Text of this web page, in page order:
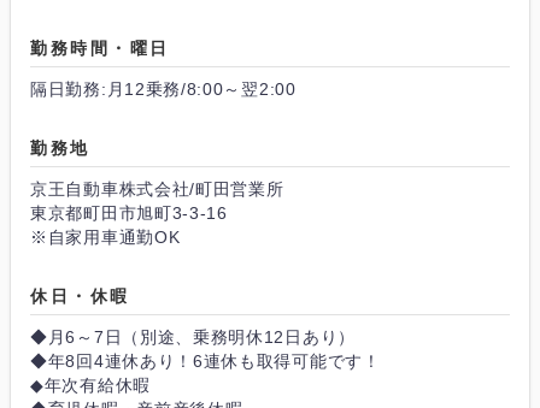
勤務時間・曜日
隔日勤務:月12乗務/8:00～翌2:00
勤務地
京王自動車株式会社/町田営業所
東京都町田市旭町3-3-16
※自家用車通勤OK
休日・休暇
◆月6～7日（別途、乗務明休12日あり）
◆年8回4連休あり！6連休も取得可能です！
◆年次有給休暇